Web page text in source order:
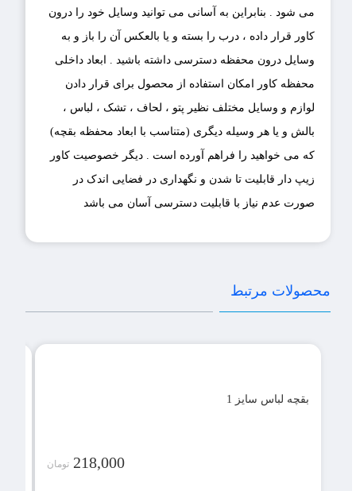
می شود . بنابراین به آسانی می توانید وسایل خود را درون
کاور قرار داده ، درب را بسته و یا بالعکس آن را باز و به
وسایل درون محفظه دسترسی داشته باشید . ابعاد داخلی
محفظه کاور امکان استفاده از محصول برای قرار دادن
لوازم و وسایل مختلف نظیر پتو ، لحاف ، تشک ، لباس ،
بالش و یا هر وسیله دیگری (متناسب با ابعاد محفظه بقچه)
که می خواهید را فراهم آورده است . دیگر خصوصیت کاور
زیپ دار قابلیت تا شدن و نگهداری در فضایی اندک در
صورت عدم نیاز با قابلیت دسترسی آسان می باشد
محصولات مرتبط
بقچه لباس سایز 1
218,000 تومان